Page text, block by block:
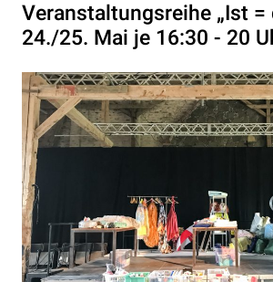
Veranstaltungsreihe „Ist =
24./25. Mai je 16:30 - 20